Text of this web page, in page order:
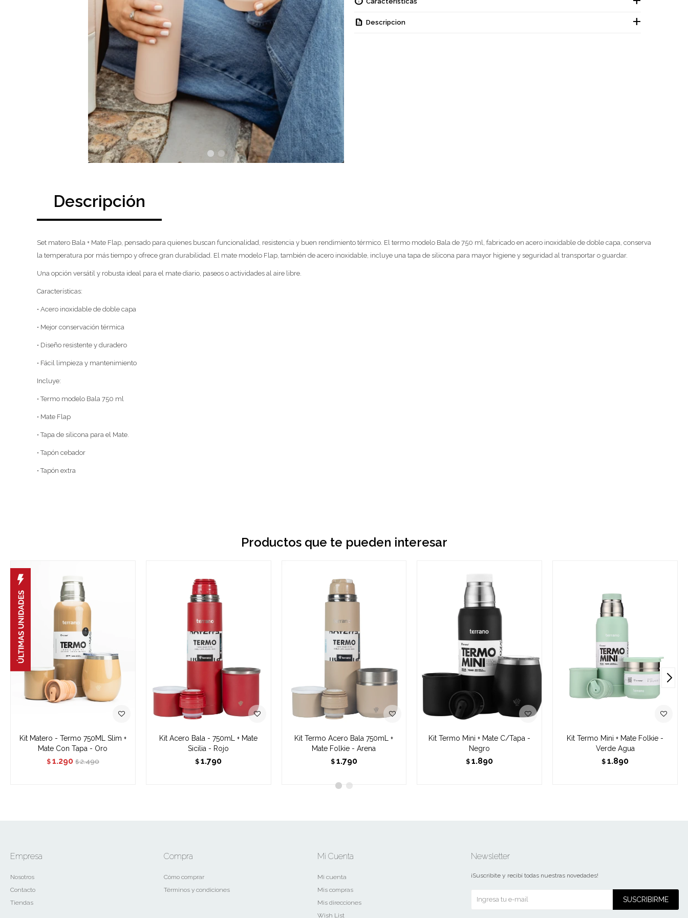
Descripcion
Descripción
Set matero Bala + Mate Flap, pensado para quienes buscan funcionalidad, resistencia y buen rendimiento térmico. El termo modelo Bala de 750 ml, fabricado en acero inoxidable de doble capa, conserva
la temperatura por más tiempo y ofrece gran durabilidad. El mate modelo Flap, también de acero inoxidable, incluye una tapa de silicona para mayor higiene y seguridad al transportar o guardar.
Una opción versátil y robusta ideal para el mate diario, paseos o actividades al aire libre.
Características:
• Acero inoxidable de doble capa
• Mejor conservación térmica
• Diseño resistente y duradero
• Fácil limpieza y mantenimiento
Incluye:
• Termo modelo Bala 750 ml
• Mate Flap
• Tapa de silicona para el Mate.
• Tapón cebador
• Tapón extra
Productos que te pueden interesar
Kit Matero - Termo 750ML Slim +
Mate Con Tapa - Oro
$ 1.290 $ 2.490
Kit Acero Bala - 750mL + Mate
Sicilia - Rojo
$ 1.790
Kit Termo Acero Bala 750mL +
Mate Folkie - Arena
$ 1.790
Kit Termo Mini + Mate C/Tapa -
Negro
$ 1.890
Kit Termo Mini + Mate Folkie -
Verde Agua
$ 1.890
Empresa
Nosotros
Contacto
Tiendas
Compra
Cómo comprar
Términos y condiciones
Mi Cuenta
Mi cuenta
Mis compras
Mis direcciones
Wish List
Newsletter
¡Suscribite y recibí todas nuestras novedades!
SUSCRIBIRME